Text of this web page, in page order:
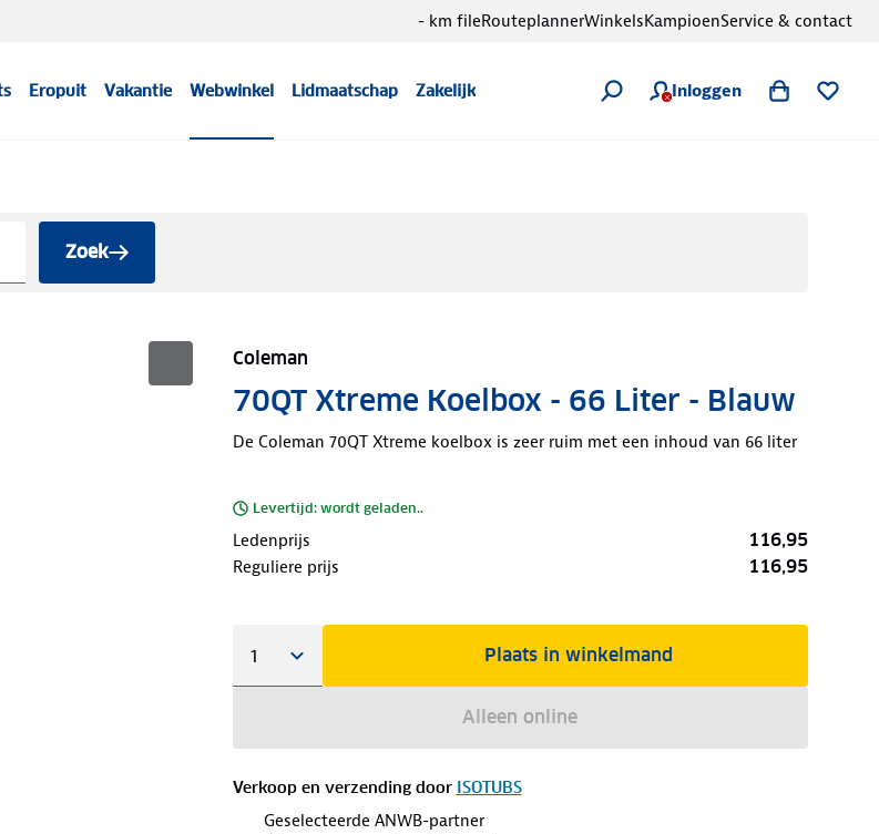
Eropuit Vakantie Webwinkel Lidmaatschap Zakelijk Inloggen
- km fileRouteplannerWinkelsKampioenService & contact
Zoek
Coleman
70QT Xtreme Koelbox - 66 Liter - Blauw
De Coleman 70QT Xtreme koelbox is zeer ruim met een inhoud van 66 liter
Levertijd: wordt geladen..
Ledenprijs 116,95
Reguliere prijs 116,95
Plaats in winkelmand
Alleen online
Verkoop en verzending door ISOTUBS
Geselecteerde ANWB-partner